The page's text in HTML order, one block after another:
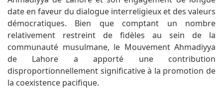
date en faveur du dialogue interreligieux et des valeurs
démocratiques. Bien que comptant un nombre
relativement restreint de fidèles au sein de la
communauté musulmane, le Mouvement Ahmadiyya
de Lahore a apporté une contribution
disproportionnellement significative à la promotion de
la coexistence pacifique.